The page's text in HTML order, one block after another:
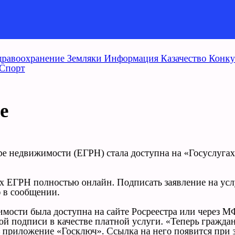
Земляки Информация Казачество
недвижимости (ЕГРН) стала доступна на
ЕГРН полностью онлайн. Подписать заявление на
в сообщении.
была доступна на сайте Росреестра или через
в качестве платной услуги. «Теперь
«Госключ». Ссылка на него появится при